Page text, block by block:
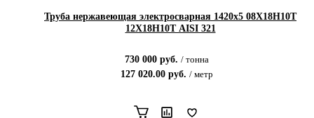
Труба нержавеющая электросварная 1420х5 08Х18Н10Т
12Х18Н10Т AISI 321
730 000 руб. / тонна
127 020.00 руб. / метр